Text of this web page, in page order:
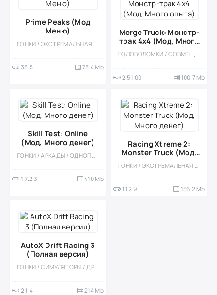
Prime Peaks (Мод
Меню)
ГОНКИ / ЭКСТРЕМАЛЬНАЯ ЕЗДА / КАЗУАЛЬНЫЕ / СТИЛИЗАЦИЯ / ОДНОПОЛЬЗОВАТЕЛЬСКИЕ / ОФЛАЙН / МОД / ВСТРОЕННЫЙ КЕШ / АРКАДЫ / ВИД СБОКУ
35.5 78.4 Mb
Merge Truck: Монстр-
трак 4x4 (Мод, Много
опыта)
ГОЛОВОЛОМКИ / СОВМЕЩЕНИЕ ПРЕДМЕТОВ / КАЗУАЛЬНЫЕ / ОДНОПОЛЬЗОВАТЕЛЬСКИЕ / СТИЛИЗАЦИЯ / ПО МУЛЬТФИЛЬМАМ / ОФЛАЙН / 3D / АРКАДЫ / МОД / ВСТРОЕННЫЙ КЕШ
2.51.00 100.7 Mb
Skill Test: Online
(Мод, Много денег)
ГОНКИ / АРКАДЫ / ОДНОПОЛЬЗОВАТЕЛЬСКИЕ / 3D / СТИЛИЗАЦИЯ / МОД / ВСТРОЕННЫЙ КЕШ / МНОГОПОЛЬЗОВАТЕЛЬСКАЯ / ОНЛАЙН
1.7.2.3 410 Mb
Racing Xtreme 2:
Monster Truck (Мод,
Много денег)
ГОНКИ / ЭКСТРЕМАЛЬНАЯ ЕЗДА / ОДНОПОЛЬЗОВАТЕЛЬСКИЕ / КАЗУАЛЬНЫЕ / СТИЛИЗАЦИЯ / ОФЛАЙН / 3D / ВСТРОЕННЫЙ КЕШ
1.12.9 156.2 Mb
AutoX Drift Racing 3
(Полная версия)
ГОНКИ / СИМУЛЯТОРЫ / ДРИФТ
2.1.4 214 Mb